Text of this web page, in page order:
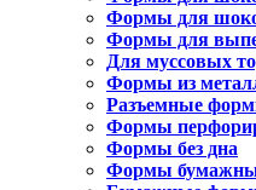
Формы для
Формы для
Для муссовых
Формы из
Разъемные
Формы
Формы без дна
Формы